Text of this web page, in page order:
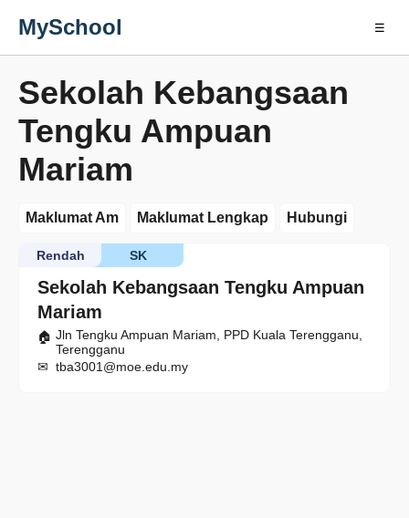
MySchool ☰
Sekolah Kebangsaan
Tengku Ampuan
Mariam
Maklumat Am Maklumat Lengkap Hubungi
Sekolah Kebangsaan Tengku Ampuan
Mariam
SK
Rendah
Jln Tengku Ampuan Mariam, PPD Kuala Terengganu,
Terengganu
tba3001@moe.edu.my